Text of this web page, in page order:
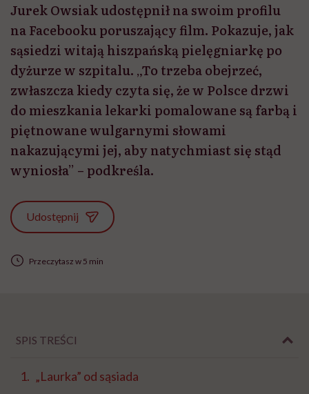
Jurek Owsiak udostępnił na swoim profilu
na Facebooku poruszający film. Pokazuje, jak
sąsiedzi witają hiszpańską pielęgniarkę po
dyżurze w szpitalu. „To trzeba obejrzeć,
zwłaszcza kiedy czyta się, że w Polsce drzwi
do mieszkania lekarki pomalowane są farbą i
piętnowane wulgarnymi słowami
nakazującymi jej, aby natychmiast się stąd
wyniosła” – podkreśla.
Udostępnij
Przeczytasz w 5 min
SPIS TREŚCI
„Laurka” od sąsiada